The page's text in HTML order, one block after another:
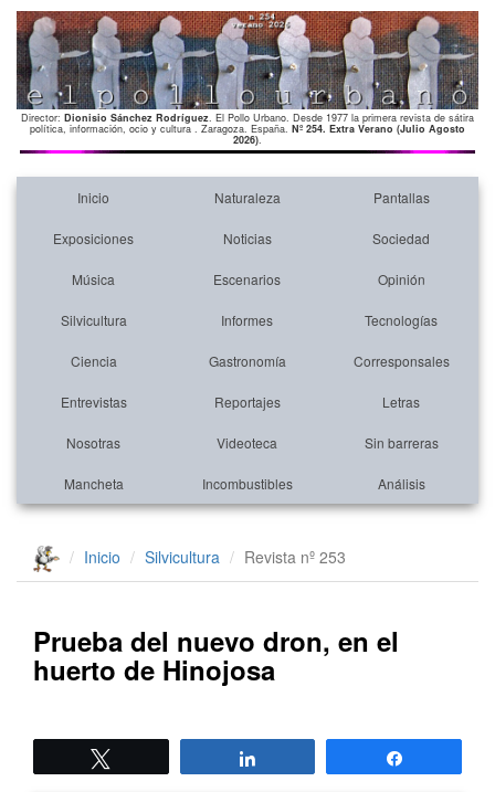
Director: Dionisio Sánchez Rodríguez. El Pollo Urbano. Desde 1977 la primera revista de sátira
política, información, ocio y cultura . Zaragoza. España. Nº 254. Extra Verano (Julio Agosto
2026).
Inicio Naturaleza Pantallas
Exposiciones Noticias Sociedad
Música Escenarios Opinión
Silvicultura Informes Tecnologías
Ciencia Gastronomía Corresponsales
Entrevistas Reportajes Letras
Nosotras Videoteca Sin barreras
Mancheta Incombustibles Análisis
Inicio Silvicultura Revista nº 253
Prueba del nuevo dron, en el
huerto de Hinojosa